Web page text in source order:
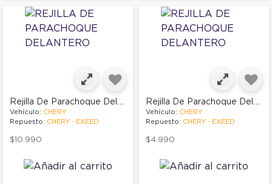
Rejilla De Parachoque Delantero
Vehículo: CHERY
Repuesto: CHERY - EXEED
$10.990
Rejilla De Parachoque Delantero
Vehículo: CHERY
Repuesto: CHERY - EXEED
$4.990